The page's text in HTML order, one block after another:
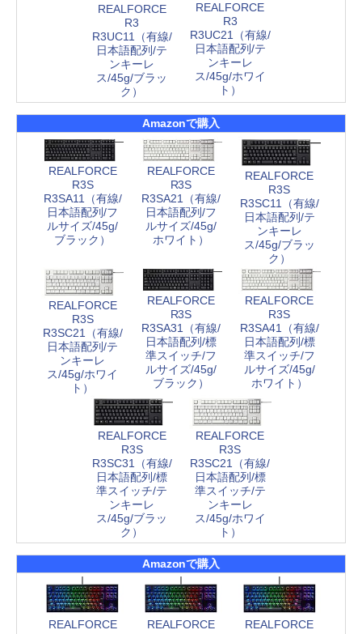
REALFORCE
R3
R3UC11（有線/
日本語配列/テ
ンキーレ
ス/45g/ブラッ
ク）
REALFORCE
R3
R3UC21（有線/
日本語配列/テ
ンキーレ
ス/45g/ホワイ
ト）
Amazonで購入
REALFORCE
R3S
R3SA11（有線/
日本語配列/フ
ルサイズ/45g/
ブラック）
REALFORCE
R3S
R3SA21（有線/
日本語配列/フ
ルサイズ/45g/
ホワイト）
REALFORCE
R3S
R3SC11（有線/
日本語配列/テ
ンキーレ
ス/45g/ブラッ
ク）
REALFORCE
R3S
R3SC21（有線/
日本語配列/テ
ンキーレ
ス/45g/ホワイ
ト）
REALFORCE
R3S
R3SA31（有線/
日本語配列/標
準スイッチ/フ
ルサイズ/45g/
ブラック）
REALFORCE
R3S
R3SA41（有線/
日本語配列/標
準スイッチ/フ
ルサイズ/45g/
ホワイト）
REALFORCE
R3S
R3SC31（有線/
日本語配列/標
準スイッチ/テ
ンキーレ
ス/45g/ブラッ
ク）
REALFORCE
R3S
R3SC21（有線/
日本語配列/標
準スイッチ/テ
ンキーレ
ス/45g/ホワイ
ト）
Amazonで購入
REALFORCE
REALFORCE
REALFORCE